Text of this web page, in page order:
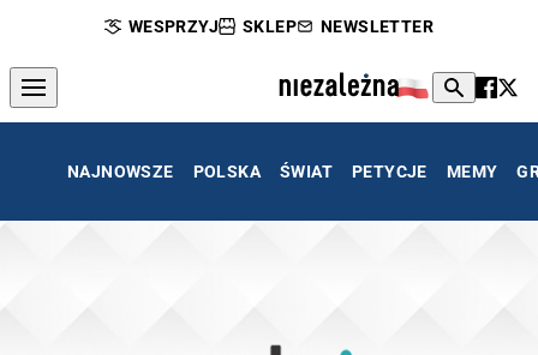
WESPRZYJ SKLEP NEWSLETTER
NAJNOWSZE POLSKA ŚWIAT PETYCJE MEMY